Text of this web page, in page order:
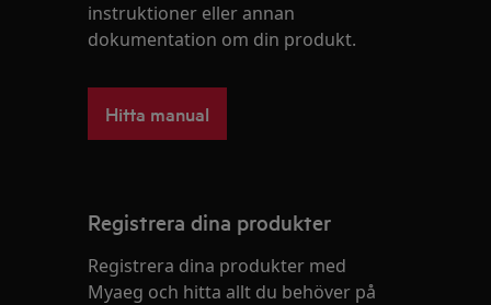
instruktioner eller annan
dokumentation om din produkt.
Hitta manual
Registrera dina produkter
Registrera dina produkter med
Myaeg och hitta allt du behöver på